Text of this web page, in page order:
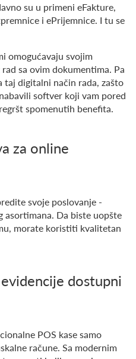
su u primeni eFakture,
i ePrijemnice. I tu se
omogućavaju svojim
sa ovim dokumentima. Pa
taj digitalni način rada, zašto
softver koji vam pored
spomenutih benefita.
za online
svoje poslovanje -
asortimana. Da biste uopšte
morate koristiti kvalitetan
dostupni
POS kase samo
račune. Sa modernim